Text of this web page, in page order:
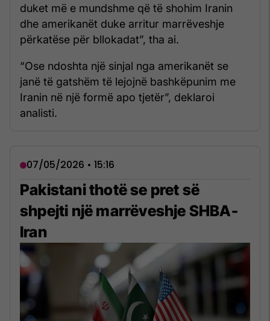
duket më e mundshme që të shohim Iranin
dhe amerikanët duke arritur marrëveshje
përkatëse për bllokadat”, tha ai.
“Ose ndoshta një sinjal nga amerikanët se
janë të gatshëm të lejojnë bashkëpunim me
Iranin në një formë apo tjetër”, deklaroi
analisti.
07/05/2026 • 15:16
Pakistani thotë se pret së
shpejti një marrëveshje SHBA-
Iran